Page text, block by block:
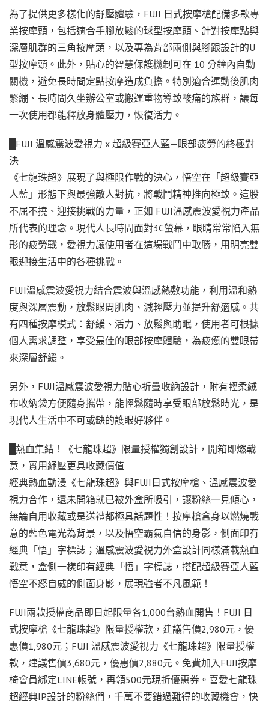
為了提供更多樣化的舒壓體驗，FUJI 日式按摩槍配備多款專
業按摩頭，包括適合手腳放鬆的球型按摩頭、針對按摩點與
深層肌群的三角按摩頭，以及專為背部兩側與腳跟設計的U
型按摩頭。此外，貼心的智慧保護機制可在 10 分鐘內自動
關機，避免長時間定點按摩造成負擔。特別適合運動後肌肉
緊繃、長時間久坐辦公室或搬運重物導致酸痛的族群，讓每
一次使用都能釋放身體壓力，恢復活力。
█FUJI 溫感震波愛視力 x 超級賽亞人藍—眼部疲勞的終極對
決
《七龍珠超》展現了與極限作戰的決心，悟空在「超級賽亞
人藍」形態下與最強敵人對抗，將戰鬥精神推向極致。這股
不屈不撓、迎接挑戰的力量，正如 FUJI溫感震波愛視力產品
所代表的理念。現代人長時間面對3C螢幕，眼睛常常陷入無
形的疲勞戰，愛視力讓使用者在這場戰鬥中取勝，用明亮雙
眼迎接生活中的各種挑戰。
FUJI溫感震波愛視力結合震波與溫感熱敷功能，利用溫和熱
度與深層震動，放鬆眼周肌肉、減輕壓力並提升舒適感。共
有四種按摩模式：舒緩、活力、放鬆與助眠，使用者可根據
個人需求調整，享受最佳的眼部按摩體驗，為疲憊的雙眼帶
來深層舒緩。
另外，FUJI溫感震波愛視力貼心折疊收納設計，附有輕柔絨
布收納袋方便隨身攜帶，能輕鬆隨時享受眼部放鬆時光，是
現代人生活中不可或缺的護眼好夥伴。
█熱血集結！《七龍珠超》限量授權獨創設計，開箱即燃戰
意，實用紓壓更具收藏價值
經典熱血動漫《七龍珠超》與FUJI日式按摩槍、溫感震波愛
視力合作，還未開箱就已被外盒所吸引，讓粉絲一見傾心，
無論自用收藏或是送禮都極具話題性！按摩槍盒身以燃燒戰
意的藍色電光為背景，以及悟空霸氣自信的身影，側面印有
經典「悟」字標誌；溫感震波愛視力外盒設計同樣滿載熱血
戰意，盒側一樣印有經典「悟」字標誌，搭配超級賽亞人藍
悟空不怒自威的側面身影，展現強者不凡風範！
FUJI兩款授權商品即日起限量各1,000台熱血開售！FUJI 日
式按摩槍《七龍珠超》限量授權款，建議售價2,980元，優
惠價1,980元；FUJI 溫感震波愛視力《七龍珠超》限量授權
款，建議售價3,680元，優惠價2,880元。免費加入FUJI按摩
椅會員綁定LINE帳號，再領500元現折優惠券。喜愛七龍珠
超經典IP設計的粉絲們，千萬不要錯過難得的收藏機會，快